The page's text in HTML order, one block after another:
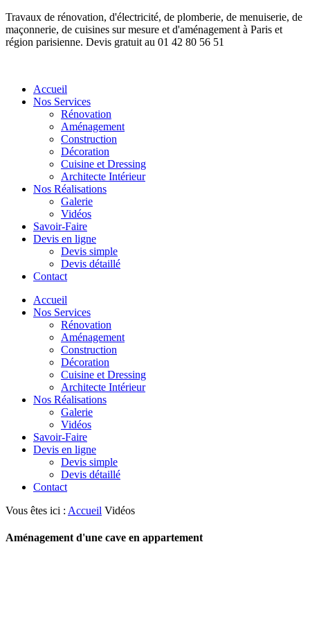
Travaux de rénovation, d'électricité, de plomberie, de menuiserie, de
maçonnerie, de cuisines sur mesure et d'aménagement à Paris et
région parisienne. Devis gratuit au 01 42 80 56 51
Accueil
Nos Services
Rénovation
Aménagement
Construction
Décoration
Cuisine et Dressing
Architecte Intérieur
Nos Réalisations
Galerie
Vidéos
Savoir-Faire
Devis en ligne
Devis simple
Devis détaillé
Contact
Accueil
Nos Services
Rénovation
Aménagement
Construction
Décoration
Cuisine et Dressing
Architecte Intérieur
Nos Réalisations
Galerie
Vidéos
Savoir-Faire
Devis en ligne
Devis simple
Devis détaillé
Contact
Vous êtes ici : Accueil Vidéos
Aménagement d'une cave en appartement